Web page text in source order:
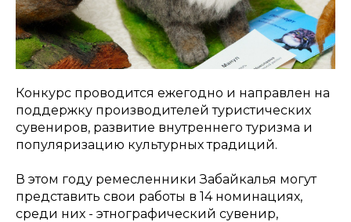
Конкурс проводится ежегодно и направлен на
поддержку производителей туристических
сувениров, развитие внутреннего туризма и
популяризацию культурных традиций.
В этом году ремесленники Забайкалья могут
представить свои работы в 14 номинациях,
среди них - этнографический сувенир,